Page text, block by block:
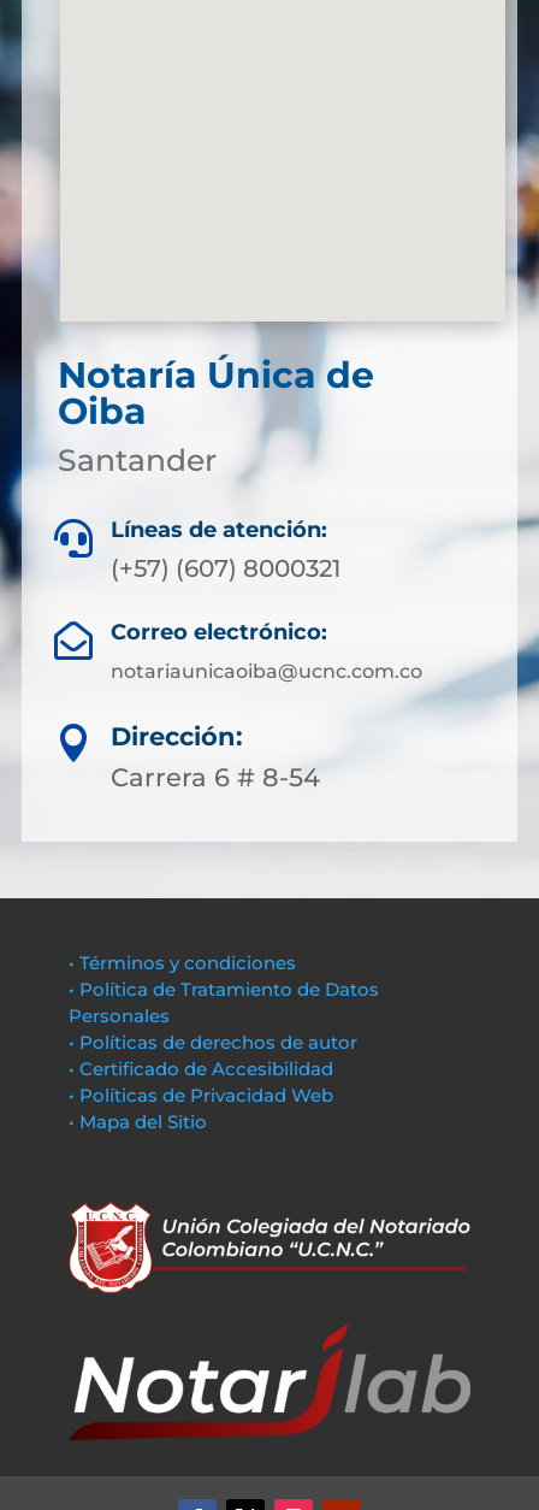
Notaría Única de
Oiba
Santander
 Líneas de atención:
(+57) (607) 8000321
 Correo electrónico:
notariaunicaoiba@ucnc.com.co

Dirección:
Carrera 6 # 8-54
• Términos y condiciones
• Política de Tratamiento de Datos
Personales
• Políticas de derechos de autor
• Certificado de Accesibilidad
• Políticas de Privacidad Web
• Mapa del Sitio